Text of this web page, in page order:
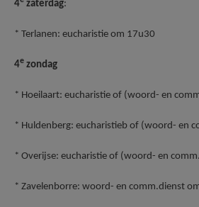
4 zaterdag:
* Terlanen: eucharistie om 17u30
4e zondag
* Hoeilaart: eucharistie of (woord- en
* Huldenberg: eucharistieb of (woord- en
* Overijse: eucharistie of (woord- en
* Zavelenborre: woord- en comm.dienst